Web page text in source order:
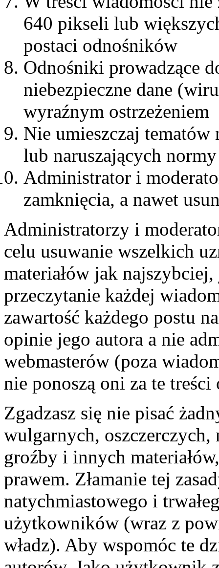
640 pikseli lub
postaci odnośników
Odnośniki prowadzące
niebezpieczne dane
wyraźnym ostrzeżeniem
Nie umieszczaj
lub naruszających normy
Administrator i
zamknięcia, a nawet
Administratorzy i
celu usuwanie wszelkich
materiałów jak
przeczytanie każdej
zawartość każdego postu
opinie jego autora a nie
webmasterów (poza
nie ponoszą oni za te
Zgadzasz się nie pisać
wulgarnych,
groźby i innych
prawem. Złamanie tej
natychmiastowego i
użytkowników (wraz z
władz). Aby wspomóc te